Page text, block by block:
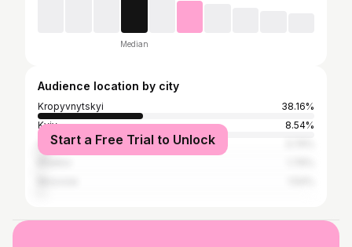
Median
Audience location by city
Kropyvnytskyi
38.16%
Kyiv
8.54%
Odesa
Start a Free Trial to Unlock